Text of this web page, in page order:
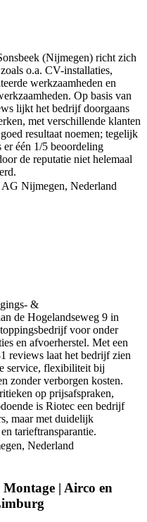
(Nijmegen) richt zich
o.a. CV-installaties,
werkzaamheden en
Op basis van
lijkt het bedrijf doorgaans
met verschillende klanten
resultaat noemen; tegelijk
één 1/5 beoordeling
de reputatie niet helemaal
Nijmegen, Nederland
&
de Hogelandseweg 9 in
voor onder
en afvoerherstel. Met een
reviews laat het bedrijf zien
service, flexibiliteit bij
zonder verborgen kosten.
op prijsafspraken,
is Riotec een bedrijf
maar met duidelijk
tarieftransparantie.
Nederland
| Airco en